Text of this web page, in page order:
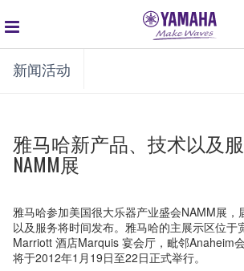
global
navigation
新闻活动
雅马哈新产品、技术以及
NAMM展
雅马哈参加美国很大乐器产业盛会NAMM展，
以及服务将时间发布。雅马哈的主展示区位于
Marriott 酒店Marquis 宴会厅，毗邻Anaheim
将于2012年1月19日至22日正式举行。